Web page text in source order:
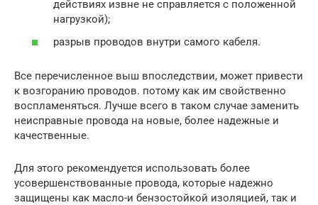
действиях извне не справляется с положенной
нагрузкой);
разрыв проводов внутри самого кабеля.
Все перечисленное выш впоследствии, может привести
к возгоранию проводов. потому как им свойственно
воспламеняться. Лучше всего в таком случае заменить
неисправные провода на новые, более надежные и
качественные.
Для этого рекомендуется использовать более
усовершенствованные провода, которые надежно
защищены как масло-и бензостойкой изоляцией, так и